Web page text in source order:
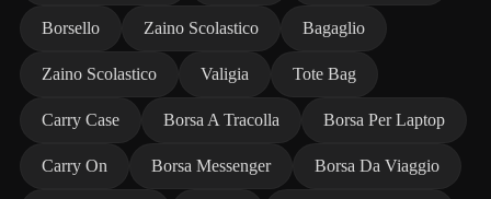
Borsello Zaino Scolastico Bagaglio
Zaino Scolastico Valigia Tote Bag
Carry Case Borsa A Tracolla Borsa Per Laptop
Carry On Borsa Messenger Borsa Da Viaggio